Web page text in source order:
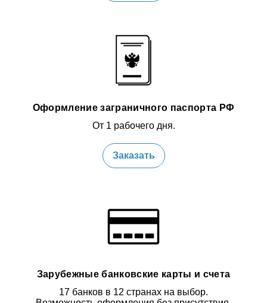
Оформление заграничного паспорта РФ
От 1 рабочего дня.
Заказать
Зарубежные банковские карты и счета
17 банков в 12 странах на выбор.